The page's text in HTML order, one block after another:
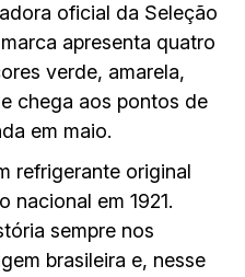
oficial da Seleção
apresenta quatro
verde, amarela,
chega aos pontos de
em maio.
refrigerante original
nacional em 1921.
sempre nos
brasileira e, nesse